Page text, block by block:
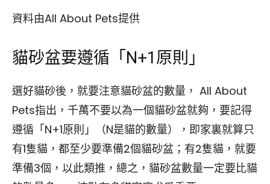
資料由All About Pets提供
貓砂盆要遵循「N+1原則」
選好貓砂後，就要注意貓砂盆的數量， All About
Pets指出，千萬不要以為一個貓砂盆就夠，要記得
遵循「N+1原則」（N是貓的數量），即家裏就算只
有1隻貓，都至少要準備2個貓砂盆；有2隻貓，就要
準備3個，以此類推，總之，貓砂盆數量一定要比貓